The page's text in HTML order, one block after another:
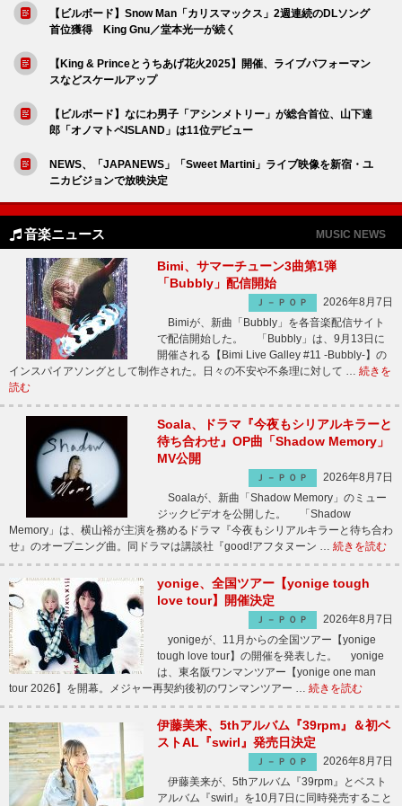
【ビルボード】Snow Man「カリスマックス」2週連続のDLソング
首位獲得 King Gnu／堂本光一が続く
【King & Princeとうちあげ花火2025】開催、ライブパフォーマン
スなどスケールアップ
【ビルボード】なにわ男子「アシンメトリー」が総合首位、山下達
郎「オノマトペISLAND」は11位デビュー
NEWS、「JAPANEWS」「Sweet Martini」ライブ映像を新宿・ユ
ニカビジョンで放映決定
音楽ニュース MUSIC NEWS
Bimi、サマーチューン3曲第1弾
「Bubbly」配信開始
Ｊ－ＰＯＰ
2026年8月7日
Bimiが、新曲「Bubbly」を各音楽配信サイト
で配信開始した。 「Bubbly」は、9月13日に
開催される【Bimi Live Galley #11 -Bubbly-】の
インスパイアソングとして制作された。日々の不安や不条理に対して … 続きを
読む
Soala、ドラマ『今夜もシリアルキラーと
待ち合わせ』OP曲「Shadow Memory」
MV公開
Ｊ－ＰＯＰ
2026年8月7日
Soalaが、新曲「Shadow Memory」のミュー
ジックビデオを公開した。 「Shadow
Memory」は、横山裕が主演を務めるドラマ『今夜もシリアルキラーと待ち合わ
せ』のオープニング曲。同ドラマは講談社『good!アフタヌーン … 続きを読む
yonige、全国ツアー【yonige tough
love tour】開催決定
Ｊ－ＰＯＰ
2026年8月7日
yonigeが、11月からの全国ツアー【yonige
tough love tour】の開催を発表した。 yonige
は、東名阪ワンマンツアー【yonige one man
tour 2026】を開幕。メジャー再契約後初のワンマンツアー … 続きを読む
伊藤美来、5thアルバム『39rpm』＆初ベ
ストAL『swirl』発売日決定
Ｊ－ＰＯＰ
2026年8月7日
伊藤美来が、5thアルバム『39rpm』とベスト
アルバム『swirl』を10月7日に同時発売すること